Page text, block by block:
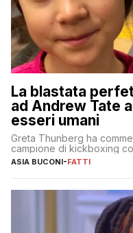
La blastata
ad Andrew Tate
esseri umani
Greta Thunberg ha
campione di kickboxing
ASIA BUCONI-FATTI